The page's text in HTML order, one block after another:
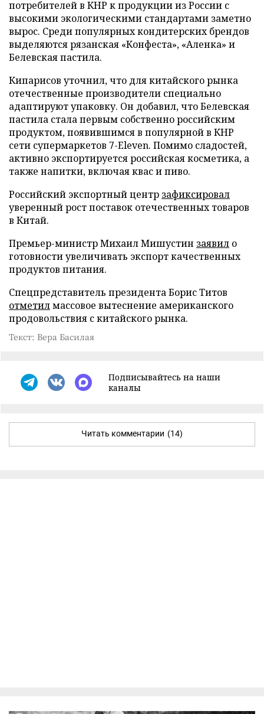
потребителей в КНР к продукции из России с
высокими экологическими стандартами заметно
вырос. Среди популярных кондитерских брендов
выделяются рязанская «Конфеста», «Аленка» и
Белевская пастила.
Кипарисов уточнил, что для китайского рынка
отечественные производители специально
адаптируют упаковку. Он добавил, что Белевская
пастила стала первым собственно российским
продуктом, появившимся в популярной в КНР
сети супермаркетов 7-Eleven. Помимо сладостей,
активно экспортируется российская косметика, а
также напитки, включая квас и пиво.
Российский экспортный центр зафиксировал
уверенный рост поставок отечественных товаров
в Китай.
Премьер-министр Михаил Мишустин заявил о
готовности увеличивать экспорт качественных
продуктов питания.
Спецпредставитель президента Борис Титов
отметилмассовое вытеснение американского
продовольствия с китайского рынка.
Текст: Вера Басилая
Подписывайтесь на наши
каналы
Читать комментарии (14)